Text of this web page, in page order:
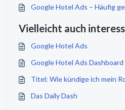
Google Hotel Ads – Häufig
Vielleicht auch
Google Hotel Ads
Google Hotel Ads Dashboard
Titel: Wie kündige ich mein
Das Daily Dash